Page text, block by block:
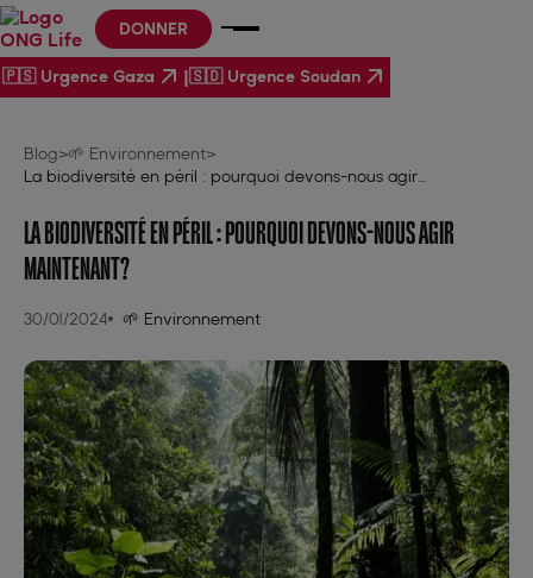
DONNER
Blog>🌱 Environnement>
La biodiversité en péril : pourquoi devons-nous agir
LA BIODIVERSITÉ EN PÉRIL : POURQUOI DEVONS-NOUS AGIR
MAINTENANT?
30/01/2024 🌱 Environnement
🇵🇸 Urgence Gaza |🇸🇩 Urgence Soudan